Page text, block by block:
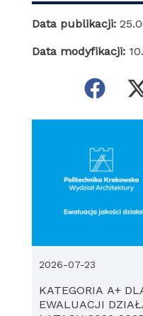
Data publikacji:
Data modyfikacji:
KATEGORIA A+
EWALUACJI
2026-07-23